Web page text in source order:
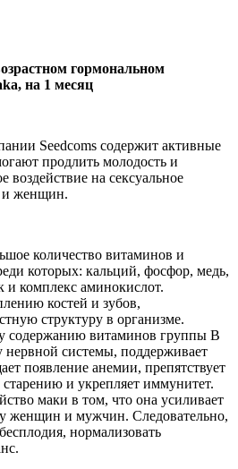
гормональном
на 1 месяц
Seedcoms содержит активные
продлить молодость и
воздействие на сексуальное
и женщин.
количество витаминов и
которых: кальций, фосфор, медь,
и комплекс аминокислот.
костей и зубов,
структуру в организме.
содержанию витаминов группы B
нервной системы, поддерживает
появление анемии, препятствует
и укрепляет иммунитет.
маки в том, что она усиливает
женщин и мужчин. Следовательно,
нормализовать